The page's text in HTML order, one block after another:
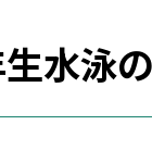
生水